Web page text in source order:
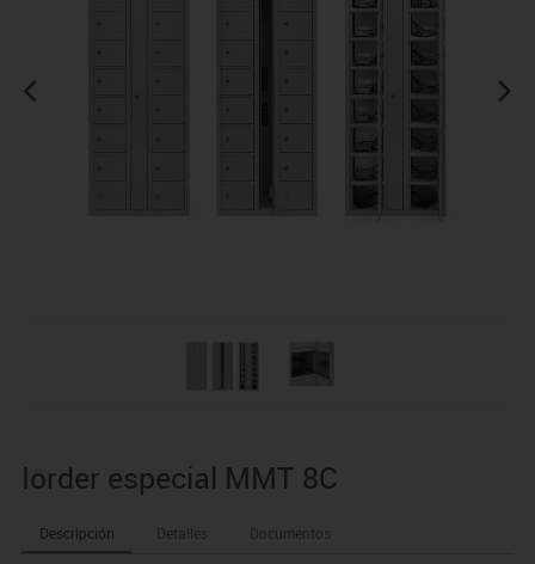
Iorder especial MMT 8C
Descripción Detalles Documentos